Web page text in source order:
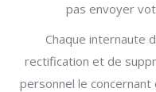
pas envoyer
Chaque internaute
rectification et de
personnel le